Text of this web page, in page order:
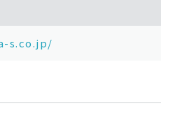
s.co.jp/